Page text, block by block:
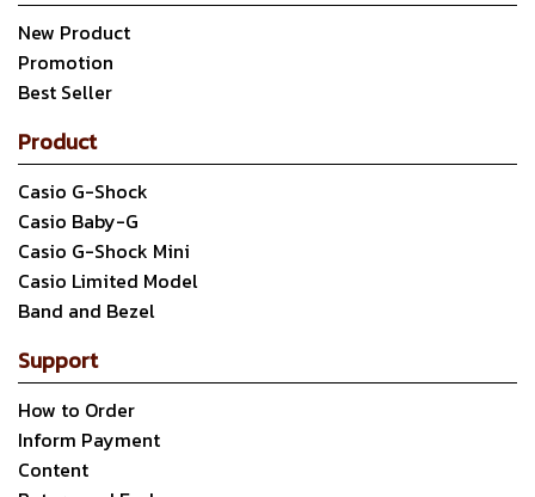
New Product
Promotion
Best Seller
Product
Casio G-Shock
Casio Baby-G
Casio G-Shock Mini
Casio Limited Model
Band and Bezel
Support
How to Order
Inform Payment
Content